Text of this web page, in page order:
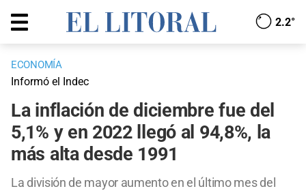
2.2°
ECONOMÍA
Informó el Indec
La inflación de diciembre fue del
5,1% y en 2022 llegó al 94,8%, la
más alta desde 1991
La división de mayor aumento en el último mes del